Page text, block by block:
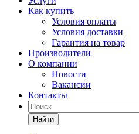
Как купить
Условия оплаты
Условия доставки
Гарантия на товар
Производители
О компании
Новости
Вакансии
Контакты
Найти